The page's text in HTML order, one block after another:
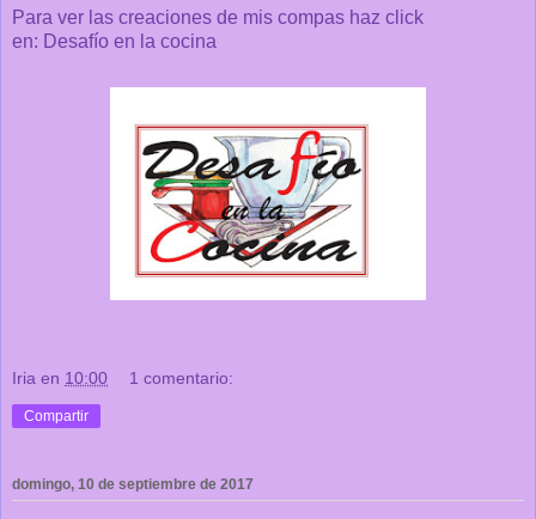
Para ver las creaciones de mis compas haz click
en: Desafío en la cocina
Iria en 10:00 1 comentario:
Compartir
domingo, 10 de septiembre de 2017